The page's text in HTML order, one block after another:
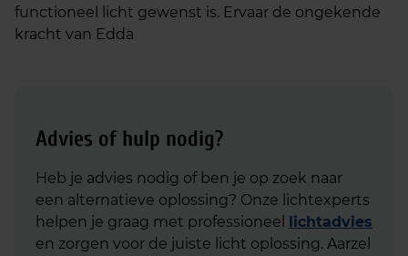
functioneel licht gewenst is. Ervaar de ongekende
kracht van Edda
Advies of hulp nodig?
Heb je advies nodig of ben je op zoek naar
een alternatieve oplossing? Onze lichtexperts
helpen je graag met professioneel lichtadvies
en zorgen voor de juiste licht oplossing. Aarzel